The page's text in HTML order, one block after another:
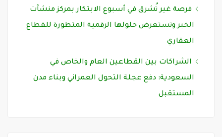
فرصة غير تُشرق في أسبوع الابتكار بمركز منشآت
الخبر وتستعرض حلولها الرقمية المتطورة للقطاع
العقاري
الشراكات بين القطاعين العام والخاص في
السعودية: دفع عجلة التحول العمراني وبناء مدن
المستقبل